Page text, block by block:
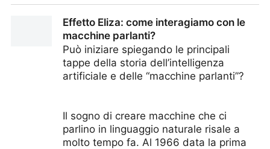
Effetto Eliza: come interagiamo con le
macchine parlanti?
Può iniziare spiegando le principali
tappe della storia dell’intelligenza
artificiale e delle “macchine parlanti”?
Il sogno di creare macchine che ci
parlino in linguaggio naturale risale a
molto tempo fa. Al 1966 data la prima